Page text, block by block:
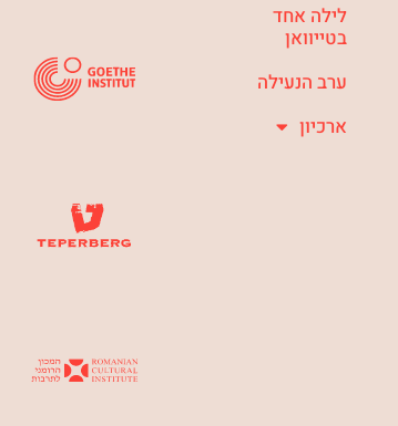
לילה אחד
בטייוואן
ערב הנעילה
ארכיון